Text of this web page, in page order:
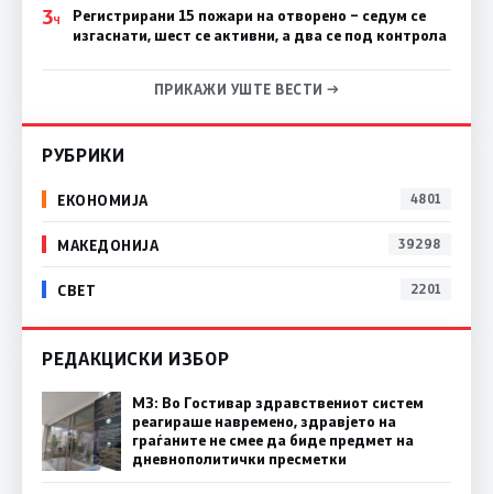
3Ч
Регистрирани 15 пожари на отворено – седум се
изгаснати, шест се активни, а два се под контрола
ПРИКАЖИ УШТЕ ВЕСТИ →
РУБРИКИ
ЕКОНОМИЈА 4801
МАКЕДОНИЈА 39298
СВЕТ 2201
РЕДАКЦИСКИ ИЗБОР
МЗ: Во Гостивар здравствениот систем
реагираше навремено, здравјето на
граѓаните не смее да биде предмет на
дневнополитички пресметки